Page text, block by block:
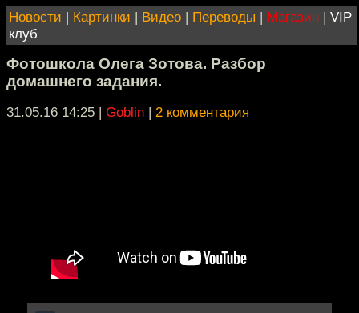
Новости | Картинки | Видео | Переводы | Магазин | VIP
клуб
Фотошкола Олега Зотова. Разбор
домашнего задания.
31.05.16 14:25 | Goblin | 2 комментария